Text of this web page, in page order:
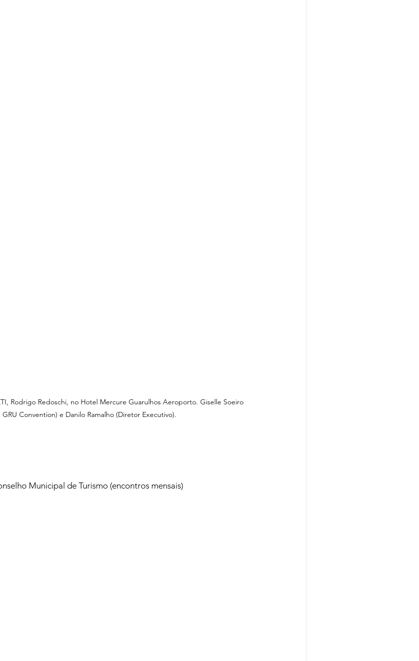
Rodrigo Redoschi, no Hotel Mercure Guarulhos Aeroporto. Giselle Soeiro
Convention) e Danilo Ramalho (Diretor Executivo).
Municipal de Turismo (encontros mensais)